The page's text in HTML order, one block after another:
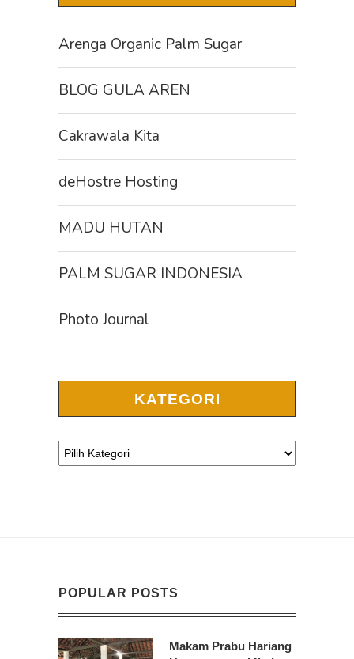
Arenga Organic Palm Sugar
BLOG GULA AREN
Cakrawala Kita
deHostre Hosting
MADU HUTAN
PALM SUGAR INDONESIA
Photo Journal
KATEGORI
POPULAR POSTS
Makam Prabu Hariang